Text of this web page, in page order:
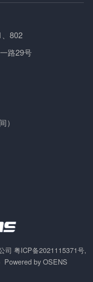
802
路29号
）
司 粤ICP备2021115371号,
Powered by OSENS